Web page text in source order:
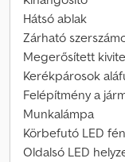
Hátsó ablak
Zárható
Megerősített
Kerékpárosok
Felépítmény a
Munkalámpa
Körbefutó LED
Oldalsó LED